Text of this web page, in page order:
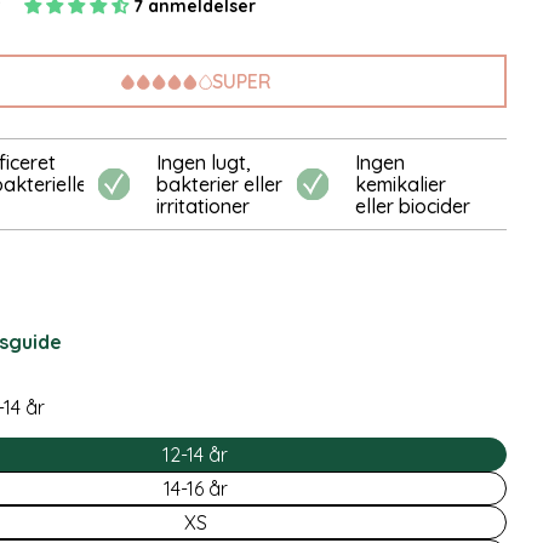
7 anmeldelser
SUPER
Ingen lugt,
bakterier eller
irritationer
Ingen
kemikalier
eller biocider
14 år
12-14 år
14-16 år
XS